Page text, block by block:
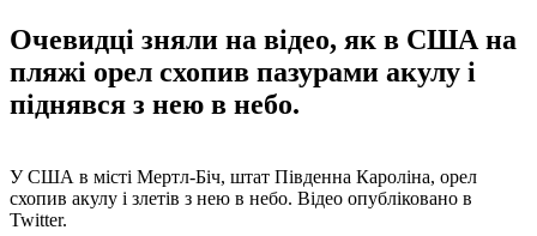
Очевидці зняли на відео, як в США на
пляжі орел схопив пазурами акулу і
піднявся з нею в небо.
У США в місті Мертл-Біч, штат Південна Кароліна, орел
схопив акулу і злетів з нею в небо. Відео опубліковано в
Twitter.